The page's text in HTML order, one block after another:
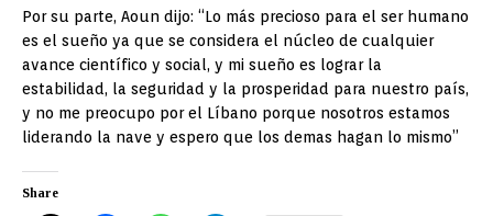
Por su parte, Aoun dijo: “Lo más precioso para el ser humano
es el sueño ya que se considera el núcleo de cualquier
avance científico y social, y mi sueño es lograr la
estabilidad, la seguridad y la prosperidad para nuestro país,
y no me preocupo por el Líbano porque nosotros estamos
liderando la nave y espero que los demas hagan lo mismo”
Share